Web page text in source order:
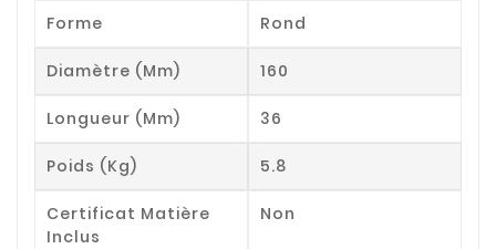
Forme Rond
Diamètre (mm) 160
Longueur (mm) 36
Poids (kg) 5.8
Certificat Matière
Inclus
Non